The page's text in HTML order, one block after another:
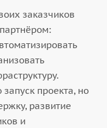
заказчиков
проекта, но
развитие
и